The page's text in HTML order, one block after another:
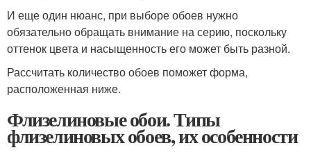
И еще один нюанс, при выборе обоев нужно
обязательно обращать внимание на серию, поскольку
оттенок цвета и насыщенность его может быть разной.
Рассчитать количество обоев поможет форма,
расположенная ниже.
Флизелиновые обои. Типы
флизелиновых обоев, их особенности